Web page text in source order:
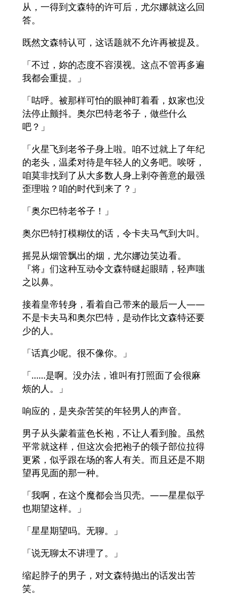
从，一得到文森特的许可后，尤尔娜就这么回
答。
既然文森特认可，这话题就不允许再被提及。
「不过，妳的态度不容漠视。这点不管再多遍
我都会重提。」
「咕呼。被那样可怕的眼神盯着看，奴家也没
法停止颤抖。奥尔巴特老爷子，做些什么
吧？」
「火星飞到老爷子身上啦。咱不过就上了年纪
的老头，温柔对待是年轻人的义务吧。唉呀，
咱莫非找到了从大多数人身上剥夺善意的最强
歪理啦？咱的时代到来了？」
「奥尔巴特老爷子！」
奥尔巴特打模糊仗的话，令卡夫马气到大叫。
摇晃从烟管飘出的烟，尤尔娜边笑边看。
『将』们这种互动令文森特瞇起眼睛，轻声嗤
之以鼻。
接着皇帝转身，看着自己带来的最后一人——
不是卡夫马和奥尔巴特，是动作比文森特还要
少的人。
「话真少呢。很不像你。」
「……是啊。没办法，谁叫有打照面了会很麻
烦的人。」
响应的，是夹杂苦笑的年轻男人的声音。
男子从头蒙着蓝色长袍，不让人看到脸。虽然
平常就这样，但这次会把袍子的领子部位拉得
更紧，似乎跟在场的客人有关。而且还是不期
望再见面的那一种。
「我啊，在这个魔都会当贝壳。——星星似乎
也期望这样。」
「星星期望吗。无聊。」
「说无聊太不讲理了。」
缩起脖子的男子，对文森特抛出的话发出苦
笑。